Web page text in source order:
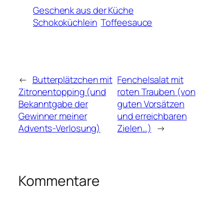
Geschenk aus der Küche
Schokoküchlein Toffeesauce
← Butterplätzchen mit
Zitronentopping (und
Bekanntgabe der
Gewinner meiner
Advents-Verlosung)
Fenchelsalat mit
roten Trauben (von
guten Vorsätzen
und erreichbaren
Zielen…) →
Kommentare